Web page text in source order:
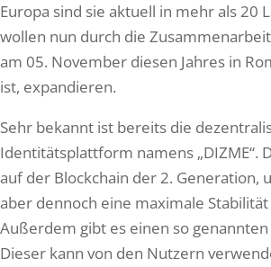
Europa sind sie aktuell in mehr als 20
wollen nun durch die
am 05. November diesen Jahres in
ist, expandieren.
Sehr bekannt ist bereits die
Identitätsplattform namens „DIZME“.
auf der Blockchain der 2. Generation,
aber dennoch eine maximale
Außerdem gibt es einen so genannten
Dieser kann von den Nutzern